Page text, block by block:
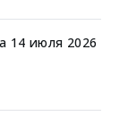
14 июля 2026